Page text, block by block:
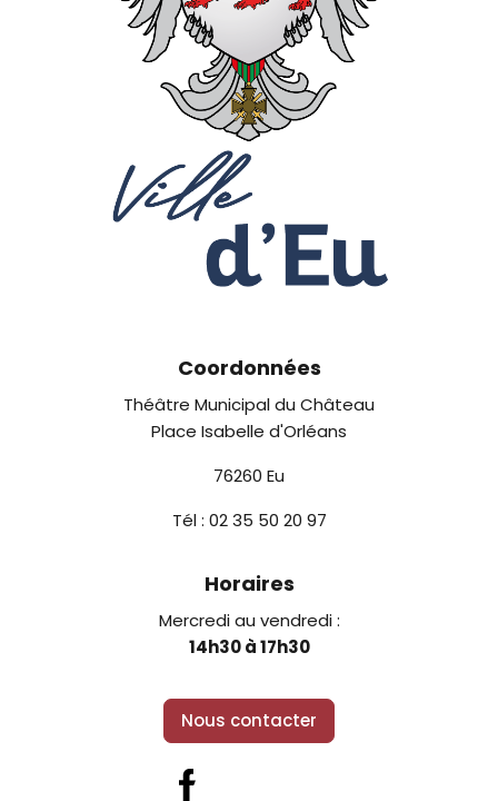
Coordonnées
Théâtre Municipal du Château
Place Isabelle d'Orléans
76260 Eu
Tél : 02 35 50 20 97
Horaires
Mercredi au vendredi :
14h30 à 17h30
Nous contacter
Facebook